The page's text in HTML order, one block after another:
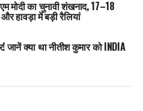
मोदी का चुनावी शंखनाद, 17–18
हावड़ा में बड़ी रैलियां
जानें क्या था नीतीश कुमार को INDIA